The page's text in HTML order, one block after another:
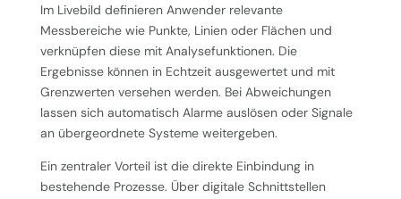
Im Livebild definieren Anwender relevante
Messbereiche wie Punkte, Linien oder Flächen und
verknüpfen diese mit Analysefunktionen. Die
Ergebnisse können in Echtzeit ausgewertet und mit
Grenzwerten versehen werden. Bei Abweichungen
lassen sich automatisch Alarme auslösen oder Signale
an übergeordnete Systeme weitergeben.
Ein zentraler Vorteil ist die direkte Einbindung in
bestehende Prozesse. Über digitale Schnittstellen